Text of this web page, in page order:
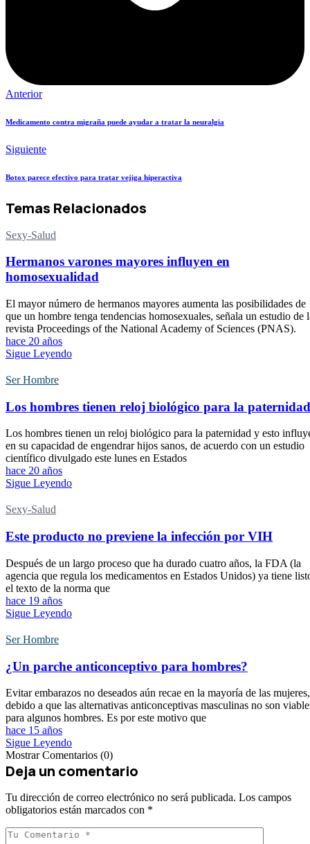
Anterior
Medicamento contra migraña puede ayudar a tratar la neuralgia
Siguiente
Botox parece efectivo para tratar vejiga hiperactiva
Temas Relacionados
Sexy-Salud
Hermanos varones mayores influyen en
homosexualidad
El mayor número de hermanos mayores aumenta las posibilidades de
que un hombre tenga tendencias homosexuales, señala un estudio de
revista Proceedings of the National Academy of Sciences (PNAS).
hace 20 años
Sigue Leyendo
Ser Hombre
Los hombres tienen reloj biológico para la paternidad
Los hombres tienen un reloj biológico para la paternidad y esto
en su capacidad de engendrar hijos sanos, de acuerdo con un estudio
científico divulgado este lunes en Estados
hace 20 años
Sigue Leyendo
Sexy-Salud
Este producto no previene la infección por VIH
Después de un largo proceso que ha durado cuatro años, la FDA (la
agencia que regula los medicamentos en Estados Unidos) ya tiene
el texto de la norma que
hace 19 años
Sigue Leyendo
Ser Hombre
¿Un parche anticonceptivo para hombres?
Evitar embarazos no deseados aún recae en la mayoría de las mujeres,
debido a que las alternativas anticonceptivas masculinas no son
para algunos hombres. Es por este motivo que
hace 15 años
Sigue Leyendo
Mostrar Comentarios (0)
Deja un comentario
Tu dirección de correo electrónico no será publicada. Los campos
obligatorios están marcados con *